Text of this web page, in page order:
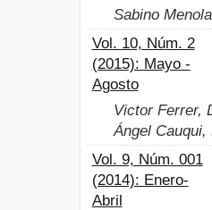
Sabino
Vol. 10, Núm. 2
(2015): Mayo -
Agosto
Victor Ferrer,
Ángel
Vol. 9, Núm. 001
(2014): Enero-
Abril